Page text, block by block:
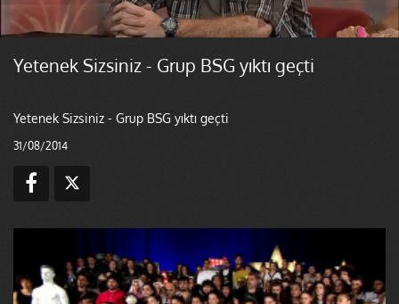
Yetenek Sizsiniz - Grup BSG yıktı geçti
Yetenek Sizsiniz - Grup BSG yıktı geçti
31/08/2014